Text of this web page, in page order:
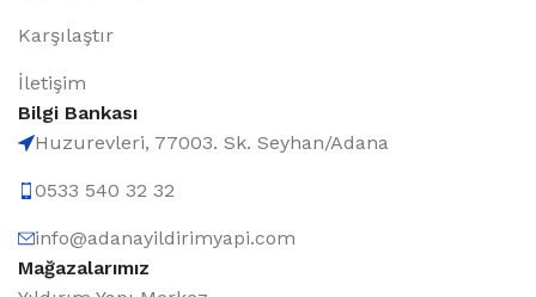
Karşılaştır
İletişim
Bilgi Bankası
Huzurevleri, 77003. Sk. Seyhan/Adana
0533 540 32 32
info@adanayildirimyapi.com
Mağazalarımız